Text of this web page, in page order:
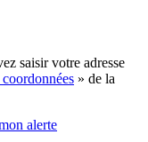
saisir votre adresse
» de la
alerte